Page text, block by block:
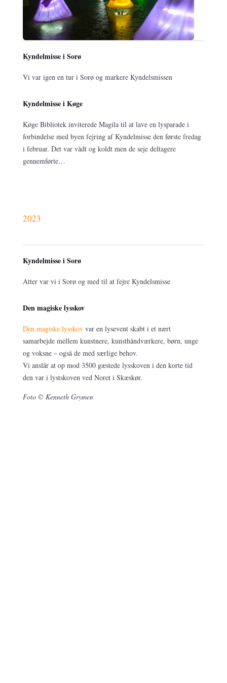
Kyndelmisse i Sorø
Vi var igen en tur i Sorø og markere Kyndelsmissen
Kyndelmisse i Køge
Køge Bibliotek inviterede Magila til at lave en lysparade i
forbindelse med byen fejring af Kyndelmisse den første fredag
i februar. Det var vådt og koldt men de seje deltagere
gennemførte…
2023
Kyndelmisse i Sorø
Atter var vi i Sorø og med til at fejre Kyndelsmisse
Den magiske lysskov
Den magiske lysskovvar en lysevent skabt i et nært
samarbejde mellem kunstnere, kunsthåndværkere, børn, unge
og voksne – også de med særlige behov.
Vi anslår at op mod 3500 gæstede lysskoven i den korte tid
den var i lystskoven ved Noret i Skæskør.
Foto © Kenneth Grymen